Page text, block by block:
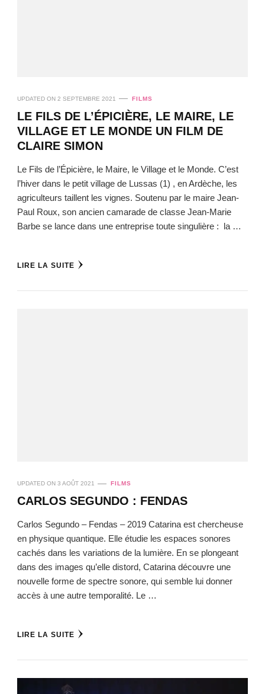
UPDATED ON 2 SEPTEMBRE 2021 FILMS
LE FILS DE L’ÉPICIÈRE, LE MAIRE, LE
VILLAGE ET LE MONDE UN FILM DE
CLAIRE SIMON
Le Fils de l’Épicière, le Maire, le Village et le Monde. C’est
l’hiver dans le petit village de Lussas (1) , en Ardèche, les
agriculteurs taillent les vignes. Soutenu par le maire Jean-
Paul Roux, son ancien camarade de classe Jean-Marie
Barbe se lance dans une entreprise toute singulière : la …
LIRE LA SUITE
UPDATED ON 3 AOÛT 2021 FILMS
CARLOS SEGUNDO : FENDAS
Carlos Segundo – Fendas – 2019 Catarina est chercheuse
en physique quantique. Elle étudie les espaces sonores
cachés dans les variations de la lumière. En se plongeant
dans des images qu’elle distord, Catarina découvre une
nouvelle forme de spectre sonore, qui semble lui donner
accès à une autre temporalité. Le …
LIRE LA SUITE